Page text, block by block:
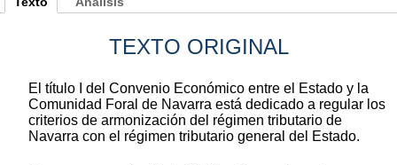
TEXTO ORIGINAL
El título I del Convenio Económico entre el Estado y la
Comunidad Foral de Navarra está dedicado a regular los
criterios de armonización del régimen tributario de
Navarra con el régimen tributario general del Estado.